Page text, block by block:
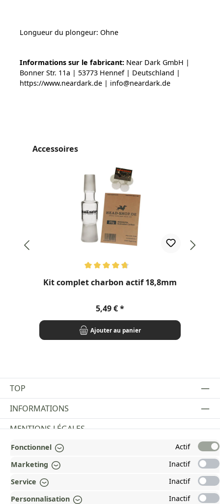
Longueur du plongeur: Ohne
Informations sur le fabricant: Near Dark GmbH |
Bonner Str. 11a | 53773 Hennef | Deutschland |
https://www.neardark.de | info@neardark.de
Ignorer la galerie de produits
Accessoires
Kit complet charbon actif 18,8mm
Prix régulier :
5,49 €
Ajouter au panier
TOP
INFORMATIONS
MENTIONS LÉGALES
PAYMENT AND SHIPPING METHODS
RÉCOMPENSÉ ET CERTIFIÉ !
POURQUOI HEAD&NATURE ?
Fonctionnel
Actif
Marketing
Inactif
Service
Inactif
Personnalisation
Inactif